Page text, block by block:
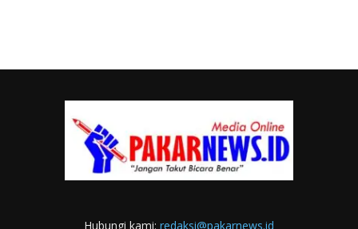
Hubungi kami: redaksi@pakarnews.id